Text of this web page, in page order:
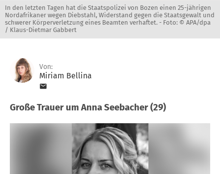
In den letzten Tagen hat die Staatspolizei von Bozen einen 25-jährigen
Nordafrikaner wegen Diebstahl, Widerstand gegen die Staatsgewalt und
schwerer Körperverletzung eines Beamten verhaftet. - Foto: © APA/dpa
/ Klaus-Dietmar Gabbert
Von:
Miriam Bellina
Große Trauer um Anna Seebacher (29)